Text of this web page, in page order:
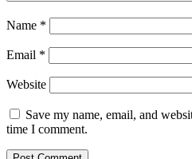
Name *
Email *
Website
Save my name, email, and
time I comment.